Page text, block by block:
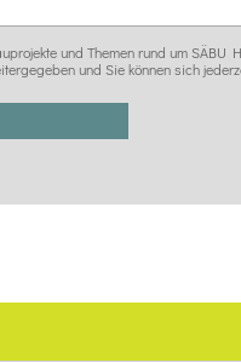
und Themen rund um
und Sie können sich